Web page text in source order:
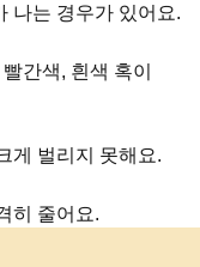
나는 경우가 있어요.
간색, 흰색 혹이
게 벌리지 못해요.
히 줄어요.